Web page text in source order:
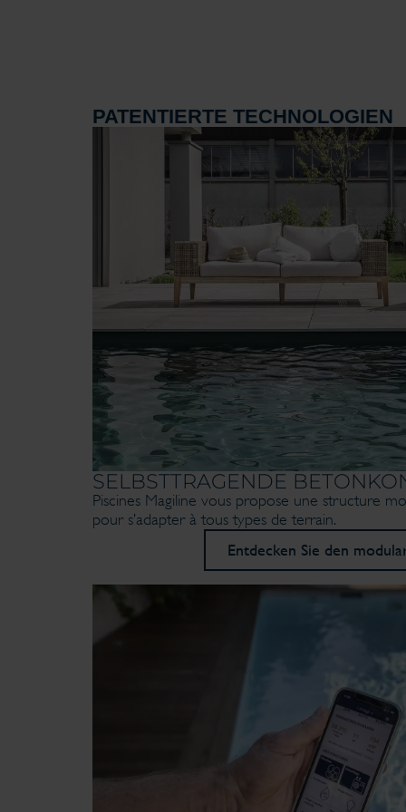
PATENTIERTE TECHNOLOGIEN
SELBSTTRAGENDE
Piscines Magiline vous propose une structure
pour s’adapter à tous types de terrain.
Entdecken Sie den